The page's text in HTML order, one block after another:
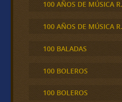
100 AÑOS DE MÚSICA
100 AÑOS DE MÚSICA
100 BALADAS
100 BOLEROS
100 BOLEROS